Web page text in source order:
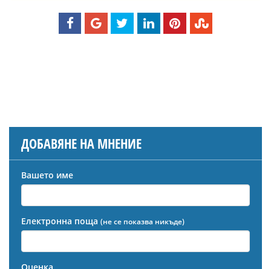
ДОБАВЯНЕ НА МНЕНИЕ
Вашето име
Електронна поща (не се показва никъде)